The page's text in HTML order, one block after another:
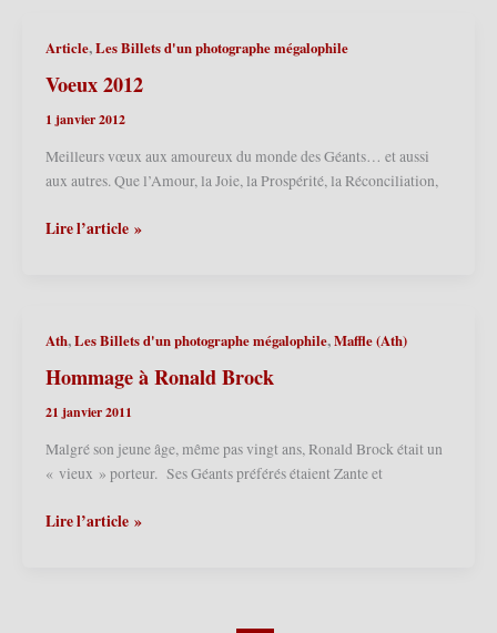
Article,Les Billets d'un photographe mégalophile
Voeux 2012
1 janvier 2012
Meilleurs vœux aux amoureux du monde des Géants… et aussi
aux autres. Que l’Amour, la Joie, la Prospérité, la Réconciliation,
Voeux
Lire l’article »
Ath,Les Billets d'un photographe mégalophile,Maffle (Ath)
Hommage à Ronald Brock
21 janvier 2011
Malgré son jeune âge, même pas vingt ans, Ronald Brock était un
« vieux » porteur. Ses Géants préférés étaient Zante et
Hommage
Lire l’article »